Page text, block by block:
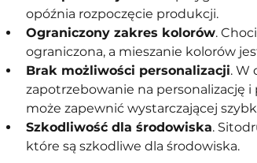
opóźnia rozpoczęcie produkcji.
Ograniczony zakres kolorów.
ograniczona, a mieszanie kolorów
Brak możliwości personalizacji. W
zapotrzebowanie na personalizację
może zapewnić wystarczającej
Szkodliwość dla środowiska.
które są szkodliwe dla środowiska.